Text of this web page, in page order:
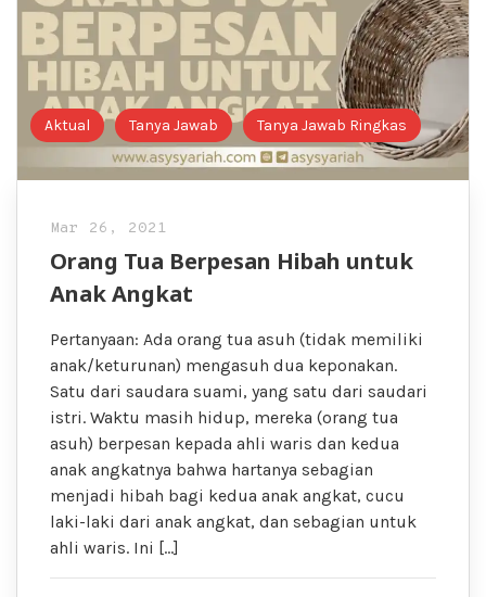
Aktual Tanya Jawab Tanya Jawab Ringkas
Mar 26, 2021
Orang Tua Berpesan Hibah untuk
Anak Angkat
Pertanyaan: Ada orang tua asuh (tidak memiliki
anak/keturunan) mengasuh dua keponakan.
Satu dari saudara suami, yang satu dari saudari
istri. Waktu masih hidup, mereka (orang tua
asuh) berpesan kepada ahli waris dan kedua
anak angkatnya bahwa hartanya sebagian
menjadi hibah bagi kedua anak angkat, cucu
laki-laki dari anak angkat, dan sebagian untuk
ahli waris. Ini […]